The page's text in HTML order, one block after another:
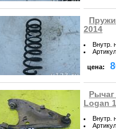
2014
Внутр.
Артикул
цена:
Logan 1
Внутр.
Артикул